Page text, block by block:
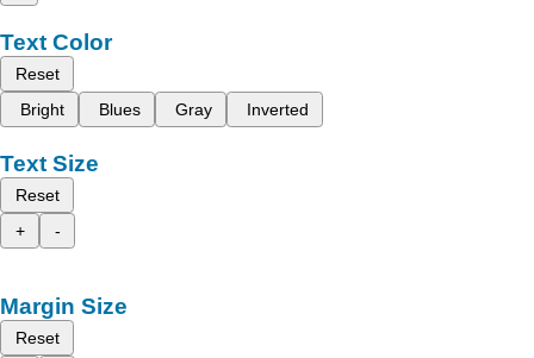
Text Color
Reset
Bright
Blues Gray Inverted
Text Size
Reset
+
-
Margin Size
Reset